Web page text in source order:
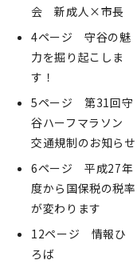
会 新成人×市長
4ページ 守谷の魅
力を掘り起こしま
す！
5ページ 第31回守
谷ハーフマラソン
交通規制のお知らせ
6ページ 平成27年
度から国保税の税率
が変わります
12ページ 情報ひ
ろば